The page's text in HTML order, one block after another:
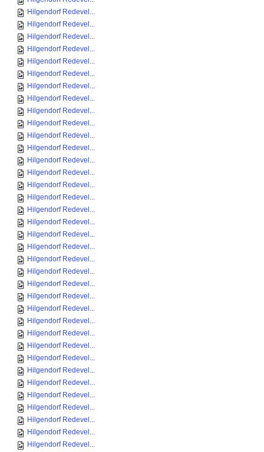
Hilgendorf Redevel...
Hilgendorf Redevel...
Hilgendorf Redevel...
Hilgendorf Redevel...
Hilgendorf Redevel...
Hilgendorf Redevel...
Hilgendorf Redevel...
Hilgendorf Redevel...
Hilgendorf Redevel...
Hilgendorf Redevel...
Hilgendorf Redevel...
Hilgendorf Redevel...
Hilgendorf Redevel...
Hilgendorf Redevel...
Hilgendorf Redevel...
Hilgendorf Redevel...
Hilgendorf Redevel...
Hilgendorf Redevel...
Hilgendorf Redevel...
Hilgendorf Redevel...
Hilgendorf Redevel...
Hilgendorf Redevel...
Hilgendorf Redevel...
Hilgendorf Redevel...
Hilgendorf Redevel...
Hilgendorf Redevel...
Hilgendorf Redevel...
Hilgendorf Redevel...
Hilgendorf Redevel...
Hilgendorf Redevel...
Hilgendorf Redevel...
Hilgendorf Redevel...
Hilgendorf Redevel...
Hilgendorf Redevel...
Hilgendorf Redevel...
Hilgendorf Redevel...